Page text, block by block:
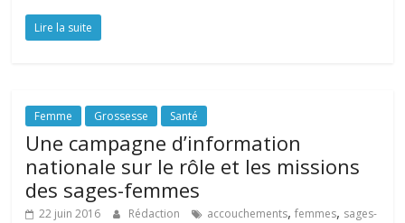
Lire la suite
Femme Grossesse Santé
Une campagne d’information
nationale sur le rôle et les missions
des sages-femmes
22 juin 2016 Rédaction accouchements,femmes, sages-